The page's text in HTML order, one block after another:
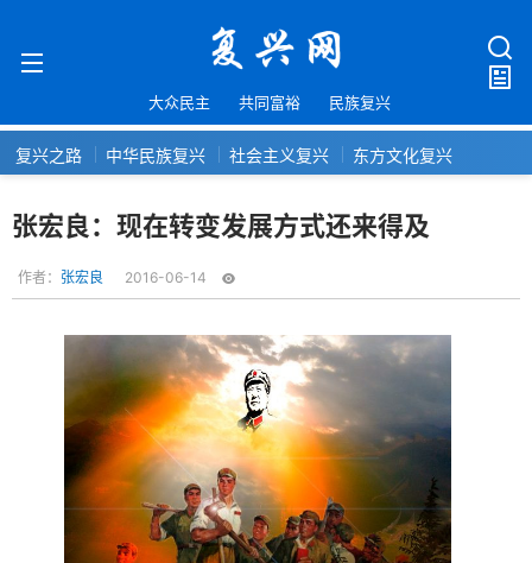
大众民主 共同富裕 民族复兴
复兴之路 中华民族复兴 社会主义复兴 东方文化复兴
张宏良：现在转变发展方式还来得及
作者： 张宏良 2016-06-14